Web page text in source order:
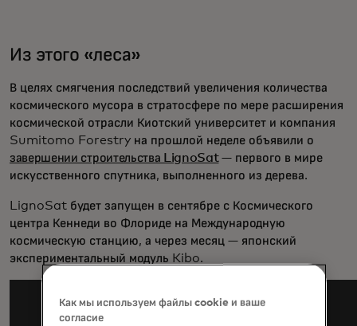
Из этого «леса»
В целях смягчения последствий увеличения количества
космического мусора в стратосфере по мере расширения
космической отрасли Киотский университет и компания
Sumitomo Forestry на прошлой неделе объявили о
завершении строительства LignoSat— первого в мире
искусственного спутника, выполненного из дерева.
LignoSat будет запущен в сентябре с Космического
центра Кеннеди во Флориде на Международную
космическую станцию, а через месяц — японский
экспериментальный модуль Kibo.
Как мы используем файлы cookie и ваше
согласие